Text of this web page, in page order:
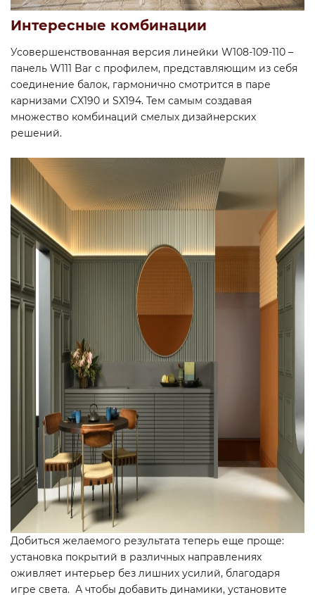
Интересные комбинации
Усовершенствованная версия линейки W108-109-110 –
панель W111 Bar с профилем, представляющим из себя
соединение балок, гармонично смотрится в паре
карнизами CX190 и SX194. Тем самым создавая
множество комбинаций смелых дизайнерских
решений.
Добиться желаемого результата теперь еще проще:
установка покрытий в различных направлениях
оживляет интерьер без лишних усилий, благодаря
игре света. А чтобы добавить динамики, установите